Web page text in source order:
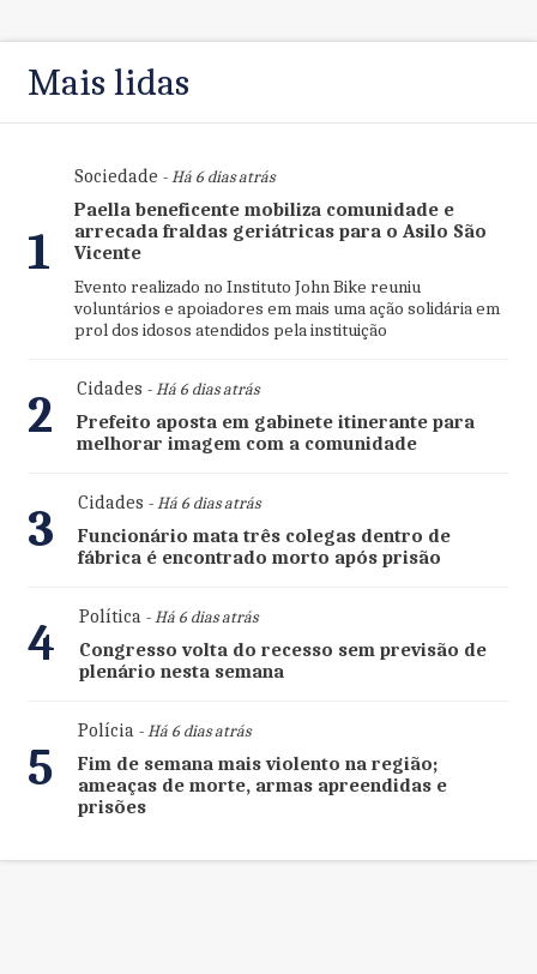
Mais lidas
1
Sociedade - Há 6 dias atrás
Paella beneficente mobiliza comunidade e
arrecada fraldas geriátricas para o Asilo São
Vicente
Evento realizado no Instituto John Bike reuniu
voluntários e apoiadores em mais uma ação solidária em
prol dos idosos atendidos pela instituição
2 Cidades - Há 6 dias atrás
Prefeito aposta em gabinete itinerante para
melhorar imagem com a comunidade
3 Cidades - Há 6 dias atrás
Funcionário mata três colegas dentro de
fábrica é encontrado morto após prisão
4 Política- Há 6 dias atrás
Congresso volta do recesso sem previsão de
plenário nesta semana
5
Polícia- Há 6 dias atrás
Fim de semana mais violento na região;
ameaças de morte, armas apreendidas e
prisões